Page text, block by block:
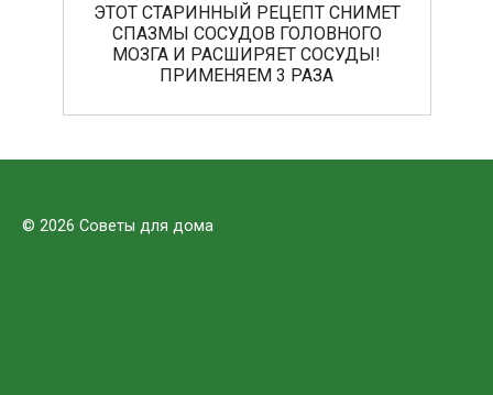
ЭТОТ СТАРИННЫЙ РЕЦЕПТ СНИМЕТ
СПАЗМЫ СОСУДОВ ГОЛОВНОГО
МОЗГА И РАСШИРЯЕТ СОСУДЫ!
ПРИМЕНЯЕМ 3 РАЗА
© 2026 Советы для дома